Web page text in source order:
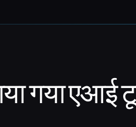
गया एआई